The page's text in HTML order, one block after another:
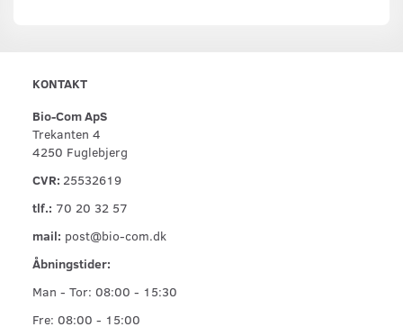
KONTAKT
Bio-Com ApS
Trekanten 4
4250 Fuglebjerg
CVR: 25532619
tlf.: 70 20 32 57
mail: post@bio-com.dk
Åbningstider:
Man - Tor: 08:00 - 15:30
Fre: 08:00 - 15:00